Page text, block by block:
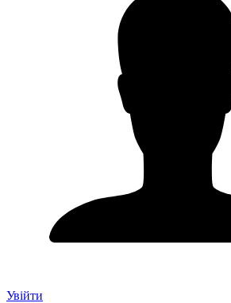
Увійти